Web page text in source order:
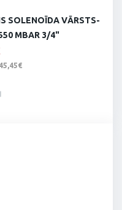
SOLENOĪDA VĀRSTS-
MBAR 3/4"